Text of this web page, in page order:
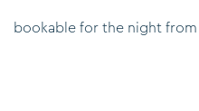
bookable for the night